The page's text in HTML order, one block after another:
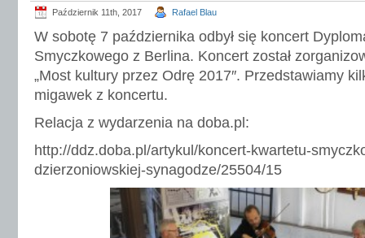
Październik 11th, 2017 Rafael Blau
W sobotę 7 października odbył się koncert
Smyczkowego z Berlina. Koncert został
„Most kultury przez Odrę 2017″. Przedstawiamy
migawek z koncertu.
Relacja z wydarzenia na doba.pl:
http://ddz.doba.pl/artykul/koncert-kwartetu-
dzierzoniowskiej-synagodze/25504/15